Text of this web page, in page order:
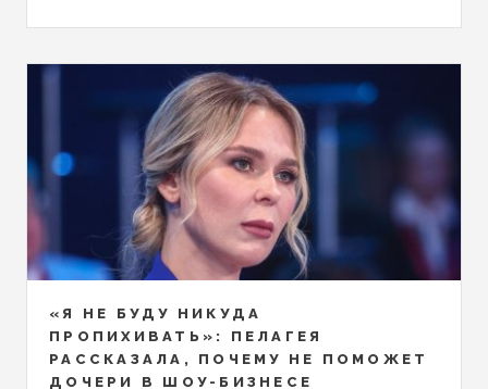
«Я НЕ БУДУ НИКУДА
ПРОПИХИВАТЬ»: ПЕЛАГЕЯ
РАССКАЗАЛА, ПОЧЕМУ НЕ ПОМОЖЕТ
ДОЧЕРИ В ШОУ-БИЗНЕСЕ